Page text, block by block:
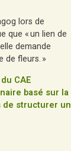
lors de
que « un lien de
demande
de fleurs. »
CAE
basé sur la
de structurer un